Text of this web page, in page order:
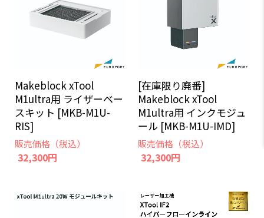
Makeblock xTool
M1ultra用 ライザーベー
スキット [MKB-M1U-
RIS]
販売価格（税込）
32,300円
[在庫限り廃番]
Makeblock xTool
M1ultra用 インクモジュ
ール [MKB-M1U-IMD]
販売価格（税込）
32,300円